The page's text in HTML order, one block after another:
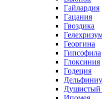
Гайлардия
Гацания
Гвоздика
Георгина
Гипсофила
Глоксиния
Годеция
Душистый